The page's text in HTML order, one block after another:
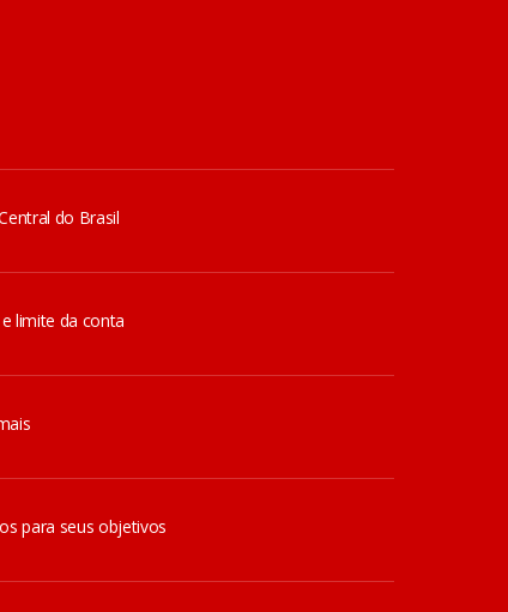
do Brasil
limite da conta
para seus objetivos